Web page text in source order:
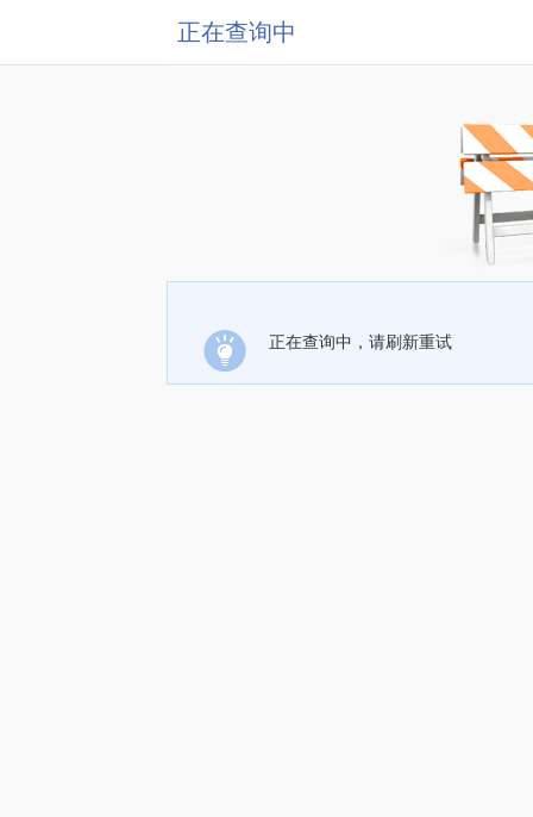
正在查询中
正在查询中，请刷新重试